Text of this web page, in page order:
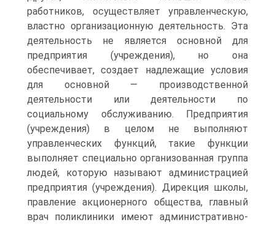
работников, осуществляет управленческую,
властно организационную деятельность. Эта
деятельность не является основной для
предприятия (учреждения), но она
обеспечивает, создает надлежащие условия
для основной — производственной
деятельности или деятельности по
социальному обслуживанию. Предприятия
(учреждения) в целом не выполняют
управленческих функций, такие функции
выполняет специально организованная группа
людей, которую называют администрацией
предприятия (учреждения). Дирекция школы,
правление акционерного общества, главный
врач поликлиники имеют административно-